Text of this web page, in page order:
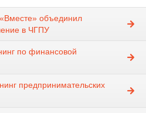
объединил
в ЧГПУ
по финансовой
предпринимательских